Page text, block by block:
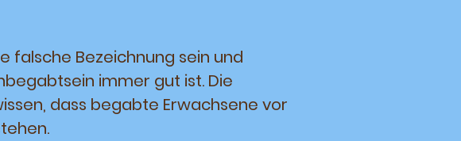
falsche Bezeichnung sein und
immer gut ist. Die
dass begabte Erwachsene vor